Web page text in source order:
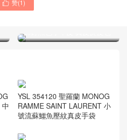
 赞(1)
飾釘黑色小牛皮 真皮麂皮包
YSL 354120 聖羅蘭 MONOG
RAMME SAINT LAURENT 小
號流蘇鱷魚壓紋真皮手袋